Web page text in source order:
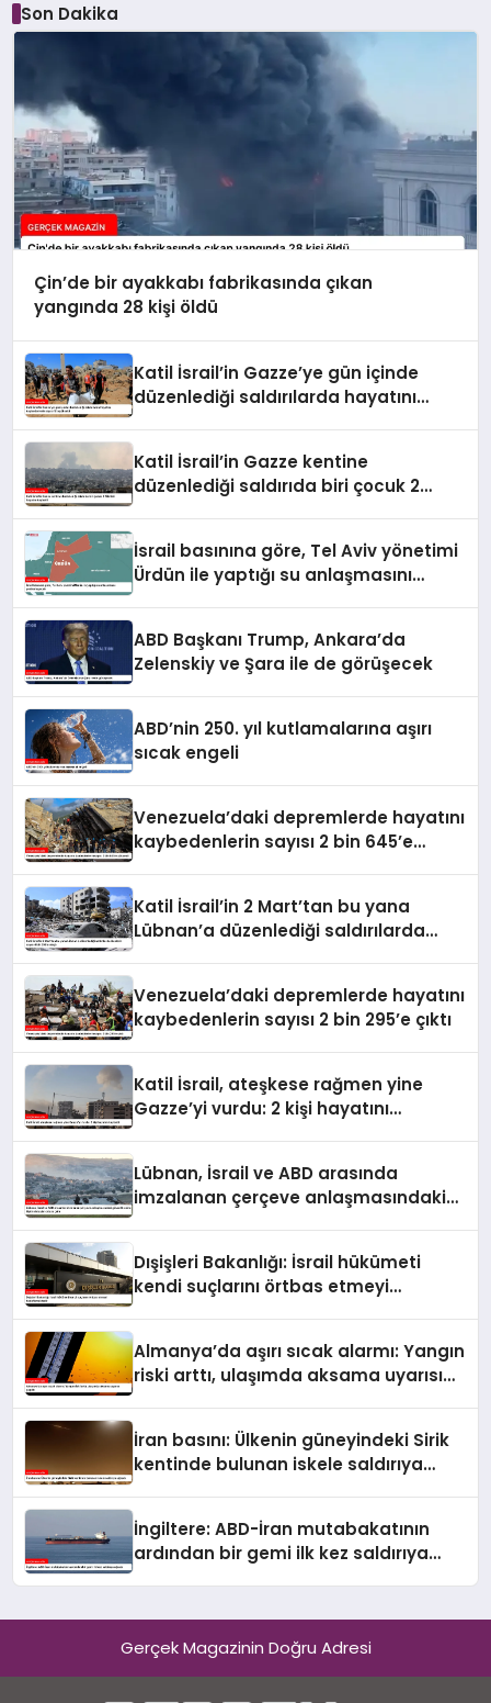
Son Dakika
Çin’de bir ayakkabı fabrikasında çıkan
yangında 28 kişi öldü
Katil İsrail’in Gazze’ye gün içinde
düzenlediği saldırılarda hayatını
Katil İsrail’in Gazze kentine
düzenlediği saldırıda biri çocuk 2
İsrail basınına göre, Tel Aviv yönetimi
Ürdün ile yaptığı su anlaşmasını
ABD Başkanı Trump, Ankara’da
Zelenskiy ve Şara ile de görüşecek
ABD’nin 250. yıl kutlamalarına aşırı
sıcak engeli
Venezuela’daki depremlerde hayatını
kaybedenlerin sayısı 2 bin 645’e
Katil İsrail’in 2 Mart’tan bu yana
Lübnan’a düzenlediği saldırılarda
Venezuela’daki depremlerde hayatını
kaybedenlerin sayısı 2 bin 295’e çıktı
Katil İsrail, ateşkese rağmen yine
Gazze’yi vurdu: 2 kişi hayatını
Lübnan, İsrail ve ABD arasında
imzalanan çerçeve anlaşmasındaki
Dışişleri Bakanlığı: İsrail hükümeti
kendi suçlarını örtbas etmeyi
Almanya’da aşırı sıcak alarmı: Yangın
riski arttı, ulaşımda aksama uyarısı
İran basını: Ülkenin güneyindeki Sirik
kentinde bulunan iskele saldırıya
İngiltere: ABD-İran mutabakatının
ardından bir gemi ilk kez saldırıya
Gerçek Magazinin Doğru Adresi